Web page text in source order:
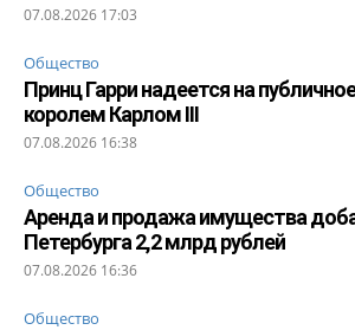
07.08.2026 17:03
Общество
Принц Гарри надеется на
королем Карлом III
07.08.2026 16:38
Общество
Аренда и продажа имущества
Петербурга 2,2 млрд рублей
07.08.2026 16:36
Общество